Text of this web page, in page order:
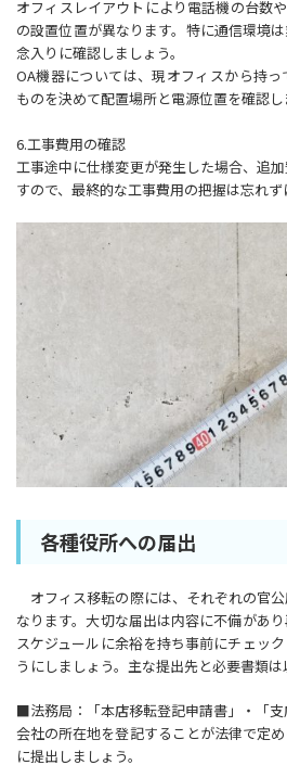
オフィスレイアウトにより電話機の台数
の設置位置が異なります。特に通信環境
念入りに確認しましょう。
OA機器については、現オフィスから持
ものを決めて配置場所と電源位置を確認し
6.工事費用の確認
工事途中に仕様変更が発生した場合、追
すので、最終的な工事費用の把握は忘れず
各種役所への届出
オフィス移転の際には、それぞれの官
なります。大切な届出は内容に不備があ
スケジュールに余裕を持ち事前にチェッ
うにしましょう。主な提出先と必要書類は
■法務局：「本店移転登記申請書」・「支
会社の所在地を登記することが法律で定
に提出しましょう。